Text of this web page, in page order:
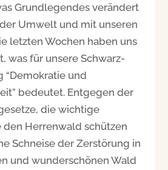
Grundlegendes verändert
Umwelt und mit unseren
letzten Wochen haben uns
was für unsere Schwarz-
“Demokratie und
bedeutet. Entgegen der
die wichtige
den Herrenwald schützen
Schneise der Zerstörung in
und wunderschönen Wald